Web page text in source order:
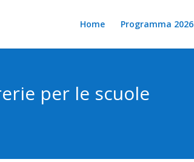
Home Programma 2026
per le scuole